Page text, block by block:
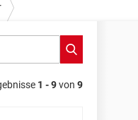
1 - 9von 9